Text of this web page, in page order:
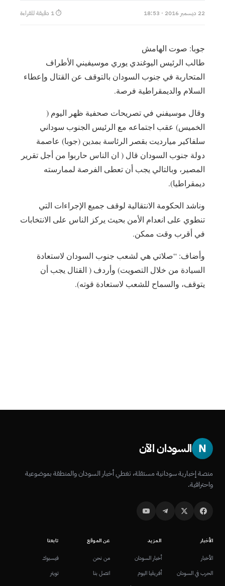
22 ديسمبر 2016 · 18:53 ⏱ 1 دقيقة للقراءة
جوبا: صوت الهامش
طالب الرئيس اليوغندي يوري موسيفيني الأطراف
المتحاربة في جنوب السودان بالتوقف عن القتال وإعطاء
السلام والديمقراطية فرصة.
وقال موسيفني في تصريحات صحفية ظهر اليوم (
الخميس) عقب اجتماعه مع الرئيس الجنوب سوداني
سلفاكير ميارديت بقصر الرئاسة بمدين (جوبا) عاصمة
دولة جنوب السودان قال ( ان الناس حاربوا من أجل تقرير
المصير، وبالتالي يجب أن تعطى الفرصة لممارسته
ديمقراطيا).
وناشد الحكومة الانتقالية لوقف جميع الإجراءات التي
تنطوي على انعدام الأمن بحيث يركز الناس على الانتخابات
في أقرب وقت ممكن.
وأضاف: “صلاتي هي لشعب جنوب السودان لاستعادة
السيادة من خلال التصويت) وأردف ( القتال يجب أن
يتوقف، والسماح للشعب لاستعادة قوته).
N السودان الآن
منصة إخبارية سودانية مستقلة، تغطي أخبار السودان والمنطقة بموضوعية
واحترافية.
الأخبار
الأخبار
الحرب في السودان
المزيد
أخبار السودان
أفريقيا اليوم
عن الموقع
من نحن
اتصل بنا
تابعنا
فيسبوك
تويتر